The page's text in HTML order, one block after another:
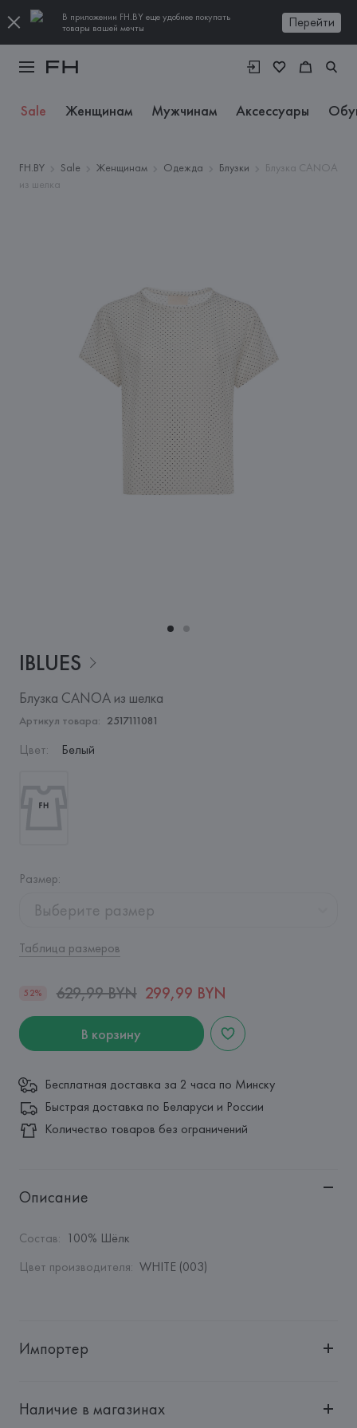
В приложении FH.BY еще удобнее покупать
товары вашей мечты
Перейти
Sale Женщинам Мужчинам Аксессуары
FH.BY Sale Женщинам Одежда Блузки
Блузка CANOA
из шелка
IBLUES
Блузка CANOA из шелка
Артикул товара: 2517111081
Цвет: Белый
Размер:
Выберите размер
Таблица размеров
52% 629,99 BYN 299,99 BYN
В корзину
Бесплатная доставка за 2 часа по Минску
Быстрая доставка по Беларуси и России
Количество товаров без ограничений
Описание
Состав: 100% Шёлк
Цвет производителя: WHITE (003)
Импортер
"Авикойл Интернешнл"
Наличие в магазинах